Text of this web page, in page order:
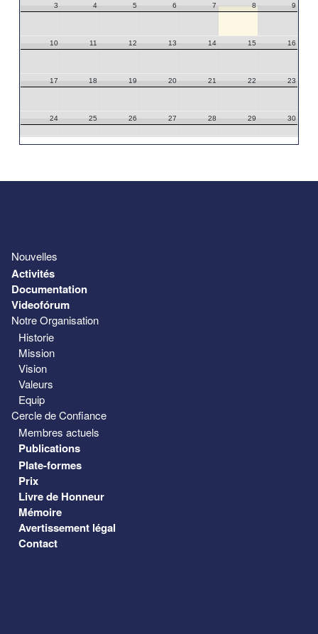
3 4 5 6 7 8 9
10 11 12 13 14 15 16
17 18 19 20 21 22 23
24 25 26 27 28 29 30
Nouvelles
Activités
Documentation
Videofórum
Notre Organisation
Historie
Mission
Vision
Valeurs
Equip
Cercle de Confiance
Membres actuels
Publications
Plate-formes
Prix
Livre de Honneur
Mémoire
Avertissement légal
Contact